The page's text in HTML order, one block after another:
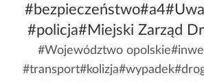
#bezpieczeństwo#a4
#policja#Miejski Zarząd
#Województwo opolskie
#transport#kolizja#wypadek